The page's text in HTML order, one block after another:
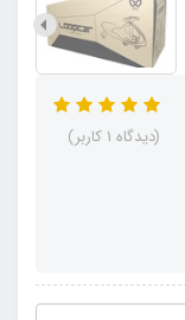
(دیدگاه 1 کاربر)